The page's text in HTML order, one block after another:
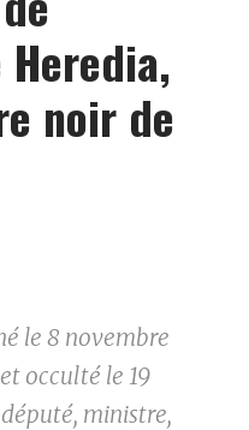
Heredia,
noir de
le 8 novembre
occulté le 19
ministre,